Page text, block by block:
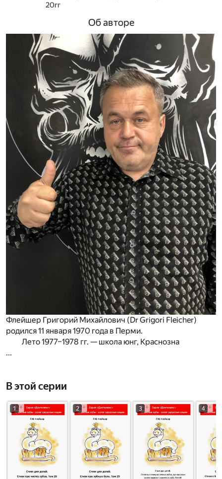
20гг
Об авторе
Флейшер Григорий Михайлович (Dr Grigori Fleicher)
родился 11 января 1970 года в Перми.
Лето 1977–1978 гг. — школа юнг, Краснозна
...
В этой серии
1 2 3 4